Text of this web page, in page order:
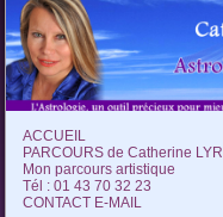
ACCUEIL
PARCOURS de Catherine LYR
Mon parcours artistique
Tél : 01 43 70 32 23
CONTACT E-MAIL